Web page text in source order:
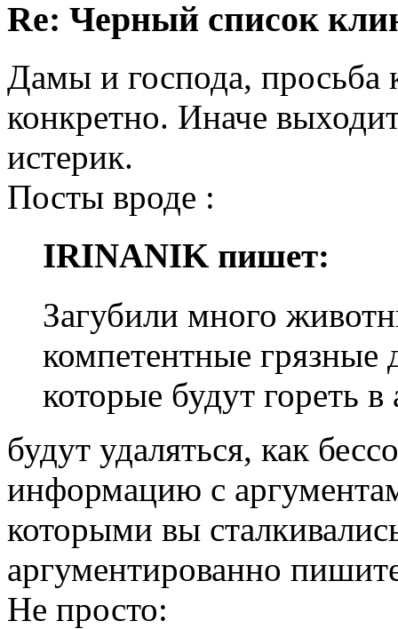
Re: Черный список
Дамы и господа, просьба
конкретно. Иначе
истерик.
Посты вроде :
IRINANIK пишет:
Загубили много
компетентные грязные
которые будут гореть в
будут удаляться, как
информацию с
которыми вы
аргументированно
Не просто: